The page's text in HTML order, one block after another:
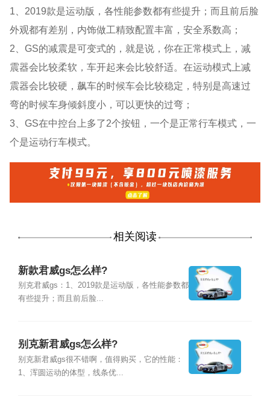
1、2019款是运动版，各性能参数都有些提升；而且前后脸
外观都有差别，内饰做工精致配置丰富，安全系数高；
2、GS的减震是可变式的，就是说，你在正常模式上，减
震器会比较柔软，车开起来会比较舒适。在运动模式上减
震器会比较硬，飙车的时候车会比较稳定，特别是高速过
弯的时候车身倾斜度小，可以更快的过弯；
3、GS在中控台上多了2个按钮，一个是正常行车模式，一
个是运动行车模式。
相关阅读
新款君威gs怎么样?
别克君威gs：1、2019款是运动版，各性能参数都
有些提升；而且前后脸...
别克新君威gs怎么样?
别克新君威gs很不错啊，值得购买，它的性能：
1、浑圆运动的体型，线条优...